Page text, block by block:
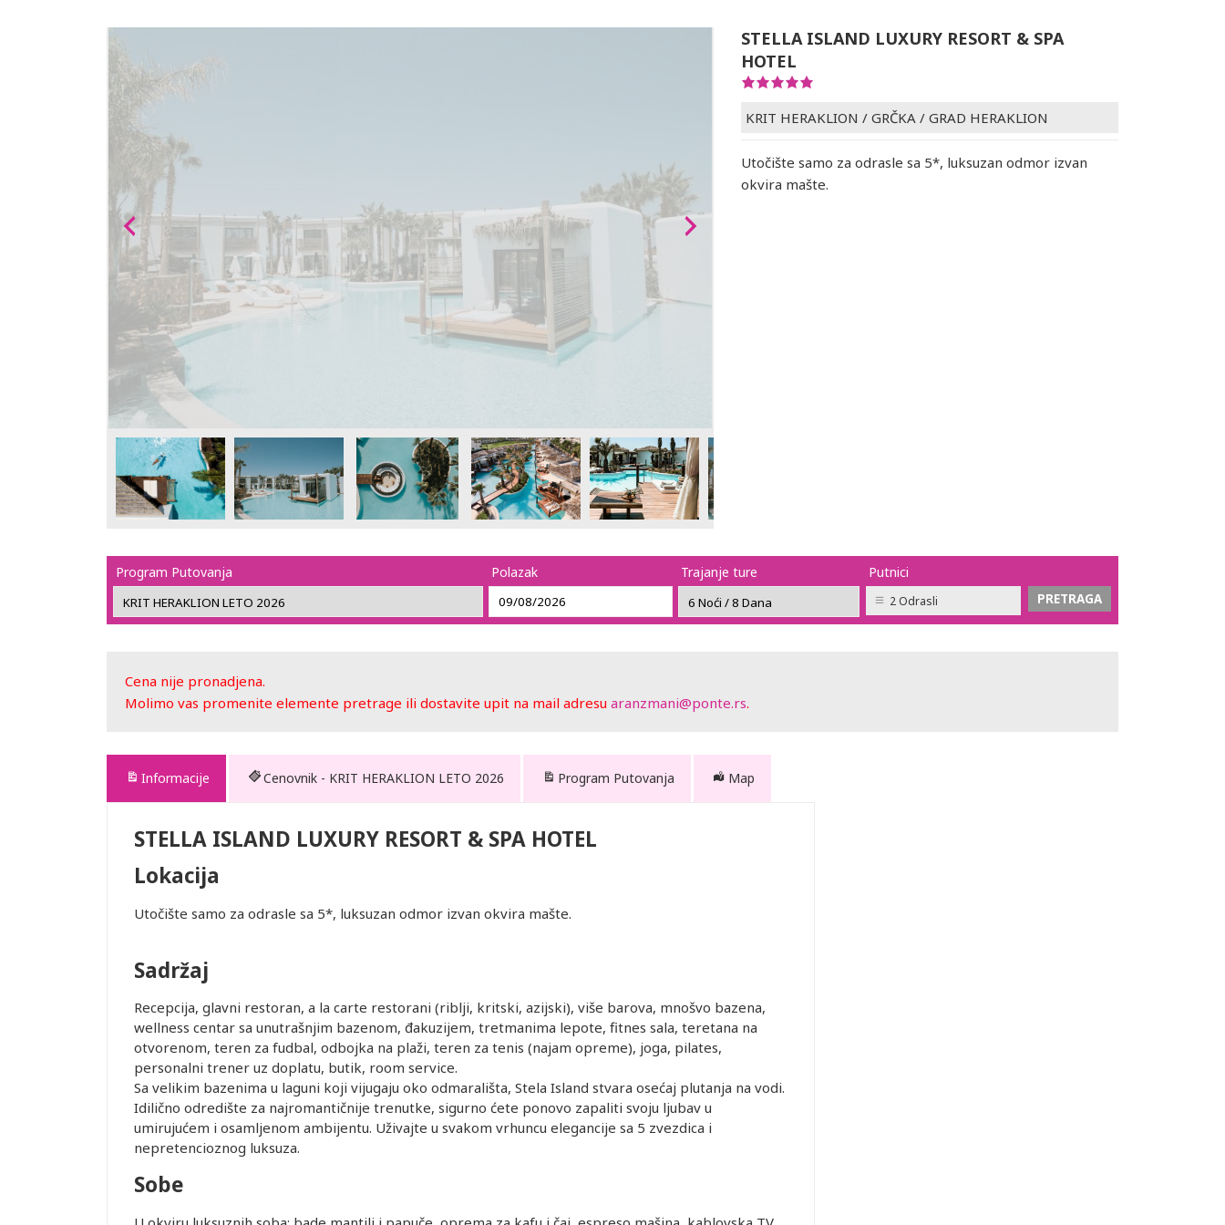
STELLA ISLAND LUXURY RESORT & SPA
HOTEL
KRIT HERAKLION / GRČKA / GRAD HERAKLION
Utočište samo za odrasle sa 5*, luksuzan odmor izvan
okvira mašte.
Program Putovanja Polazak Trajanje ture Putnici
2 Odrasli
Cena nije pronadjena.
Molimo vas promenite elemente pretrage ili dostavite upit na mail adresu aranzmani@ponte.rs.
Informacije Cenovnik - KRIT HERAKLION LETO 2026 Program Putovanja Map
STELLA ISLAND LUXURY RESORT & SPA HOTEL
Lokacija
Utočište samo za odrasle sa 5*, luksuzan odmor izvan okvira mašte.
Sadržaj
Recepcija, glavni restoran, a la carte restorani (riblji, kritski, azijski), više barova, mnošvo bazena,
wellness centar sa unutrašnjim bazenom, đakuzijem, tretmanima lepote, fitnes sala, teretana na
otvorenom, teren za fudbal, odbojka na plaži, teren za tenis (najam opreme), joga, pilates,
personalni trener uz doplatu, butik, room service.
Sa velikim bazenima u laguni koji vijugaju oko odmarališta, Stela Island stvara osećaj plutanja na vodi.
Idilično odredište za najromantičnije trenutke, sigurno ćete ponovo zapaliti svoju ljubav u
umirujućem i osamljenom ambijentu. Uživajte u svakom vrhuncu elegancije sa 5 zvezdica i
nepretencioznog luksuza.
Sobe